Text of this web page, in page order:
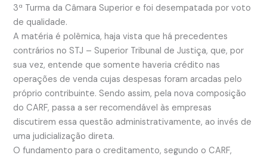
3ª Turma da Câmara Superior e foi desempatada por voto
de qualidade.
A matéria é polêmica, haja vista que há precedentes
contrários no STJ – Superior Tribunal de Justiça, que, por
sua vez, entende que somente haveria crédito nas
operações de venda cujas despesas foram arcadas pelo
próprio contribuinte. Sendo assim, pela nova composição
do CARF, passa a ser recomendável às empresas
discutirem essa questão administrativamente, ao invés de
uma judicialização direta.
O fundamento para o creditamento, segundo o CARF,